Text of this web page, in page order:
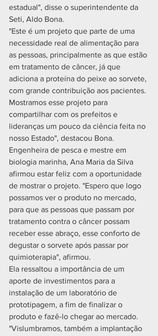
estadual", disse o superintendente da
Seti, Aldo Bona.
"Este é um projeto que parte de uma
necessidade real de alimentação para
as pessoas, principalmente as que estão
em tratamento de câncer, já que
adiciona a proteína do peixe ao sorvete,
com grande contribuição aos pacientes.
Mostramos esse projeto para
compartilhar com os prefeitos e
lideranças um pouco da ciência feita no
nosso Estado", destacou Bona.
Engenheira de pesca e mestre em
biologia marinha, Ana Maria da Silva
afirmou estar feliz com a oportunidade
de mostrar o projeto. "Espero que logo
possamos ver o produto no mercado,
para que as pessoas que passam por
tratamento contra o câncer possam
receber esse abraço, esse conforto de
degustar o sorvete após passar por
quimioterapia", afirmou.
Ela ressaltou a importância de um
aporte de investimentos para a
instalação de um laboratório de
prototipagem, a fim de finalizar o
produto e fazê-lo chegar ao mercado.
"Vislumbramos, também a implantação